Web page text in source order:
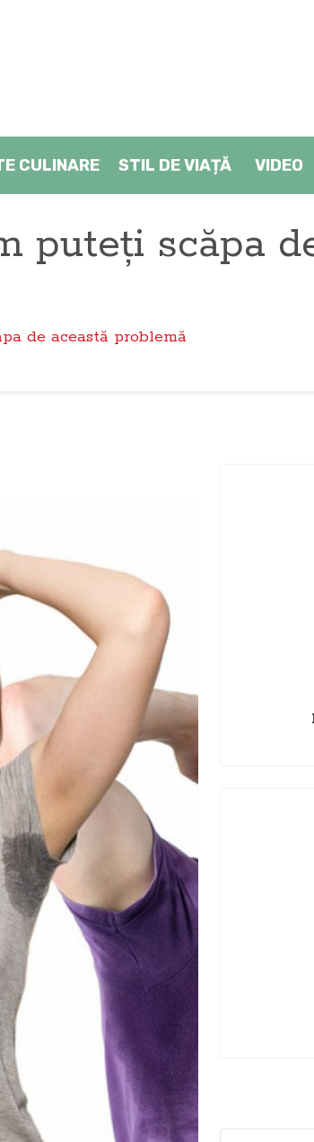
CULINARE STIL DE VIAȚĂ VIDEO
puteți scăpa
de această problemă